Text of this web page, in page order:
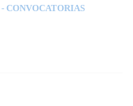
- CONVOCATORIAS